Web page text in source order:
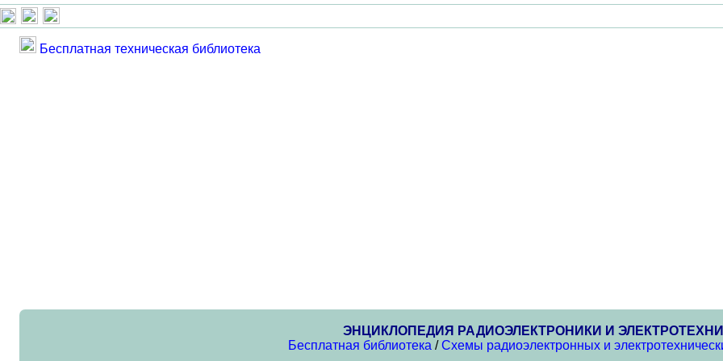
Бесплатная техническая библиотека
ЭНЦИКЛОПЕДИЯ РАДИОЭЛЕКТРОНИКИ И
Бесплатная библиотека /Схемы радиоэлектронных и